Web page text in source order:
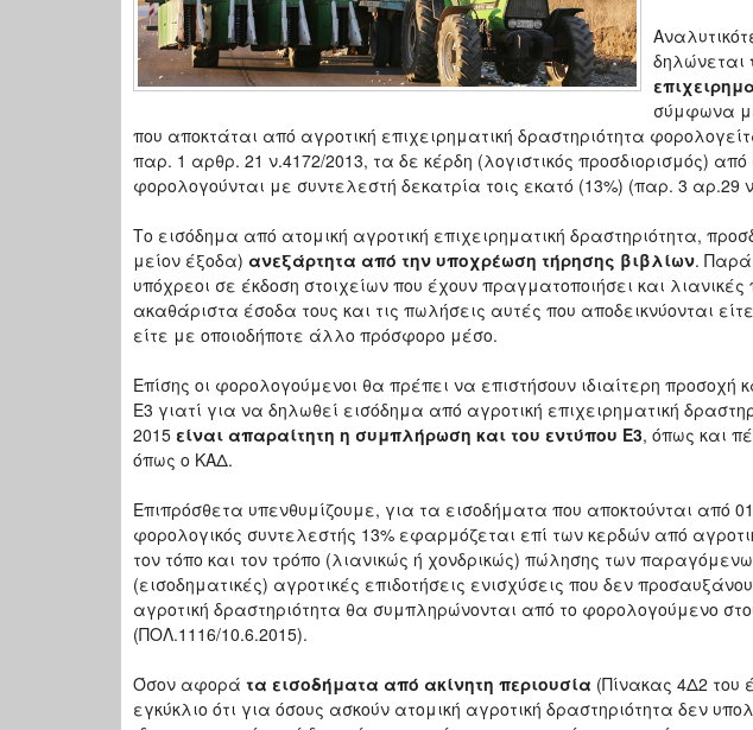
δηλώνεται
σύμφωνα
που αποκτάται από αγροτική επιχειρηματική δραστηριότητα
παρ. 1 αρθρ. 21 ν.4172/2013, τα δε κέρδη (λογιστικός προσδιορισμός) από
φορολογούνται με συντελεστή δεκατρία τοις εκατό (13%) (παρ. 3 αρ.29
Το εισόδημα από ατομική αγροτική επιχειρηματική δραστηριότητα,
μείον έξοδα) ανεξάρτητα από την υποχρέωση τήρησης βιβλίων.
υπόχρεοι σε έκδοση στοιχείων που έχουν πραγματοποιήσει και
ακαθάριστα έσοδα τους και τις πωλήσεις αυτές που αποδεικνύονται
είτε με οποιοδήποτε άλλο πρόσφορο μέσο.
Επίσης οι φορολογούμενοι θα πρέπει να επιστήσουν ιδιαίτερη προσοχή
Ε3 γιατί για να δηλωθεί εισόδημα από αγροτική επιχειρηματική
2015 είναι απαραίτητη η συμπλήρωση και του εντύπου Ε3, όπως και
όπως ο ΚΑΔ.
Επιπρόσθετα υπενθυμίζουμε, για τα εισοδήματα που αποκτούνται από
φορολογικός συντελεστής 13% εφαρμόζεται επί των κερδών από
τον τόπο και τον τρόπο (λιανικώς ή χονδρικώς) πώλησης των
(εισοδηματικές) αγροτικές επιδοτήσεις ενισχύσεις που δεν
αγροτική δραστηριότητα θα συμπληρώνονται από το φορολογούμενο
(ΠΟΛ.1116/10.6.2015).
Όσον αφορά τα εισοδήματα από ακίνητη περιουσία (Πίνακας 4Δ2 του
εγκύκλιο ότι για όσους ασκούν ατομική αγροτική δραστηριότητα δεν